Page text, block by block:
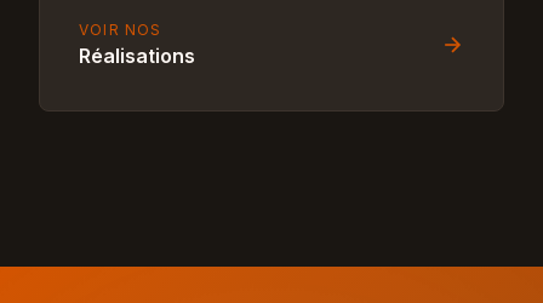
VOIR NOS
Réalisations